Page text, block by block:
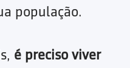
população.
é preciso viver